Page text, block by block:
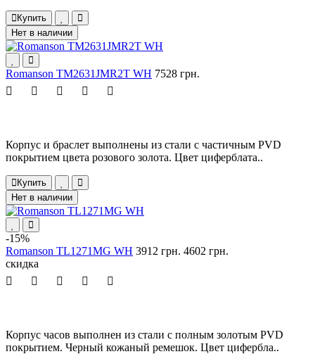
Купить
Нет в наличии
Romanson TM2631JMR2T WH 7528 грн.
Корпус и браслет выполнены из стали с частичным PVD
покрытием цвета розового золота. Цвет циферблата..
Купить
Нет в наличии
-15%
Romanson TL1271MG WH 3912 грн. 4602 грн.
скидка
Корпус часов выполнен из стали с полным золотым PVD
покрытием. Черный кожаный ремешок. Цвет цифербла..